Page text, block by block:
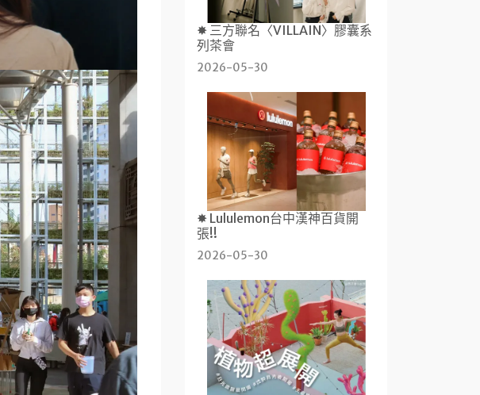
✸ 三方聯名〈VILLAIN〉膠囊系
列茶會
2026-05-30
✸ Lululemon台中漢神百貨開
張!!
2026-05-30